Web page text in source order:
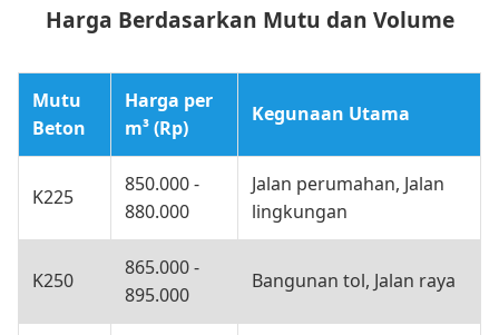
Harga Berdasarkan Mutu dan Volume
Mutu
Beton
Harga per
m³ (Rp)
Kegunaan Utama
K225
850.000 -
880.000
Jalan perumahan, Jalan
lingkungan
K250
865.000 -
895.000
Bangunan tol, Jalan raya